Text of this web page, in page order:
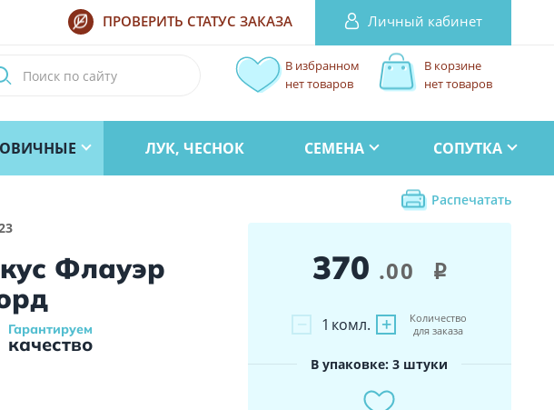
ПРОВЕРИТЬ СТАТУС ЗАКАЗА Личный кабинет
В корзине
нет товаров
В избранном
нет товаров
ЛУК, ЧЕСНОК СЕМЕНА СОПУТКА
Распечатать
Флауэр
Гарантируем
качество
370 .00 i
− +
1 комл.
Количество
для заказа
В упаковке: 3 штуки